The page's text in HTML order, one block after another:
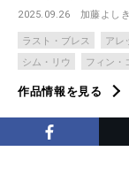
2025.09.26 加藤よしき
ラスト・ブレス アレ
シム・リウ
フィン・
作品情報を見る